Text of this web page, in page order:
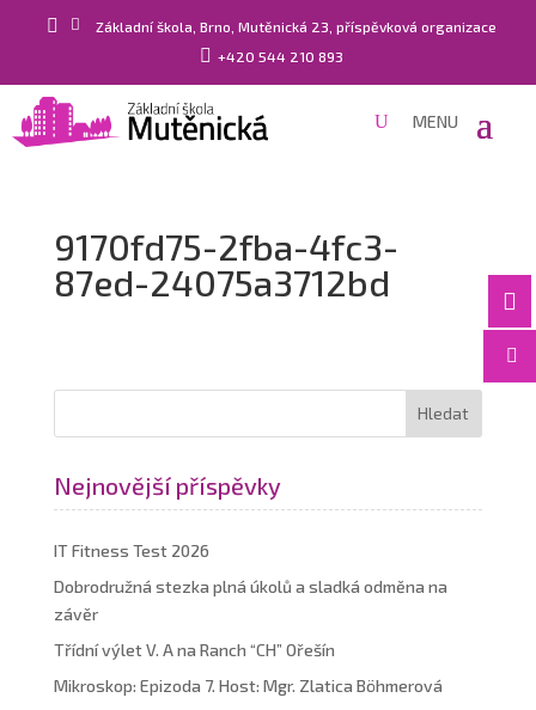
  Základní škola, Brno, Mutěnická 23, příspěvková organizace
 +420 544 210 893


9170fd75-2fba-4fc3-
87ed-24075a3712bd
Nejnovější příspěvky
IT Fitness Test 2026
Dobrodružná stezka plná úkolů a sladká odměna na
závěr
Třídní výlet V. A na Ranch “CH” Ořešín
Mikroskop: Epizoda 7. Host: Mgr. Zlatica Böhmerová